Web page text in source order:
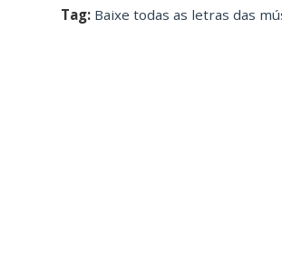
Tag: Baixe todas as letras das